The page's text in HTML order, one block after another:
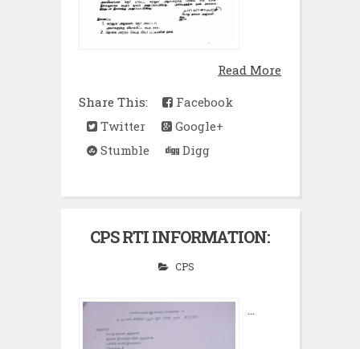
Read More
Share This:
Facebook
Twitter
Google+
Stumble
Digg
CPS RTI INFORMATION:
CPS
...